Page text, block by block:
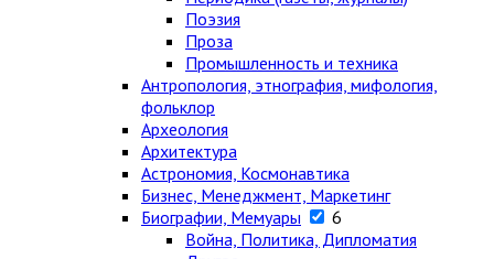
Поэзия
Проза
Промышленность и техника
Антропология, этнография, мифология,
фольклор
Археология
Архитектура
Астрономия, Космонавтика
Бизнес, Менеджмент, Маркетинг
Биографии, Мемуары
6
Война, Политика, Дипломатия